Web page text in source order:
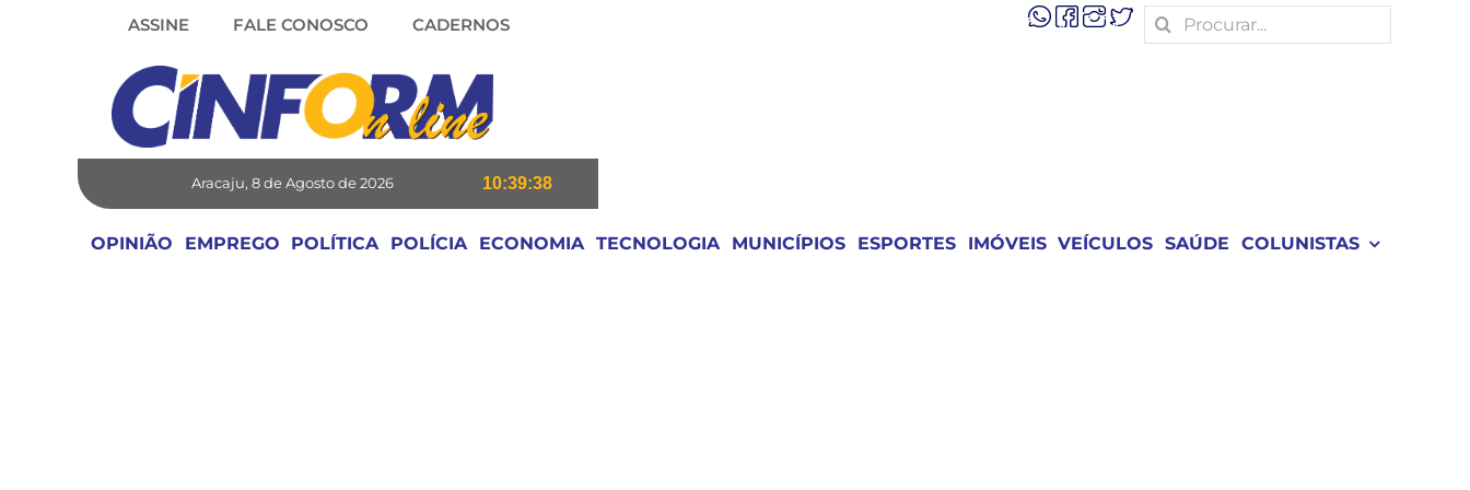
ASSINE FALE CONOSCO CADERNOS
Search
for:
Aracaju, 8 de Agosto de 2026 10:39:39
OPINIÃO EMPREGO POLÍTICA POLÍCIA ECONOMIA TECNOLOGIA MUNICÍPIOS ESPORTES IMÓVEIS VEÍCULOS SAÚDE COLUNISTAS